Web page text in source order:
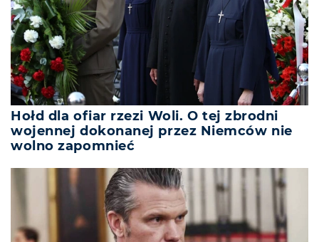
Hołd dla ofiar rzezi Woli. O tej zbrodni
wojennej dokonanej przez Niemców nie
wolno zapomnieć